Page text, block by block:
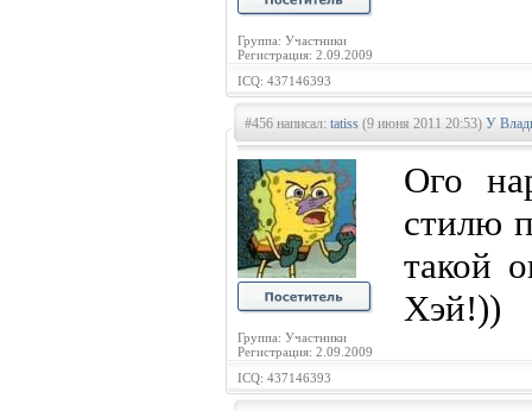
Группа: Участники
Регистрация: 2.09.2009
ICQ: 437146393
#456 написал: tatiss (9 июня 2011 20:53) У
Группа: Участники
Регистрация: 2.09.2009
Ого
стилю
такой
Хэй!))
ICQ: 437146393